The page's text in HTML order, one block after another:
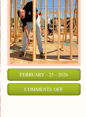
FEBRUARY - 25 - 2026
COMMENTS OFFON